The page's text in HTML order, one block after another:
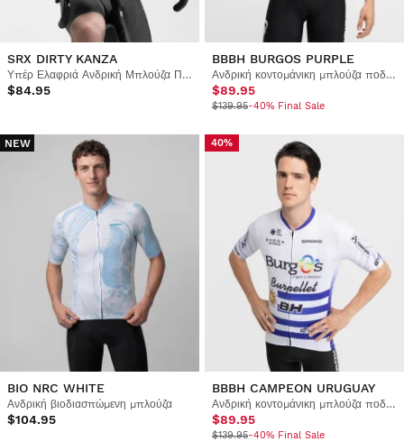
SRX DIRTY KANZA
Υπέρ Ελαφριά Ανδρική Μπλούζα Ποδηλασίας
$84.95
BBBH BURGOS PURPLE
Ανδρική κοντομάνικη μπλούζα ποδηλασίας Burgos Burpellet BH x Siroko
$89.95
$139.95-40% Final Sale
NEW
BIO NRC WHITE
Ανδρική βιοδιασπώμενη μπλούζα
$104.95
40%
BBBH CAMPEON URUGUAY
Ανδρική κοντομάνικη μπλούζα ποδηλασίας Burgos Burpellet BH x Siroko
$89.95
$139.95-40% Final Sale